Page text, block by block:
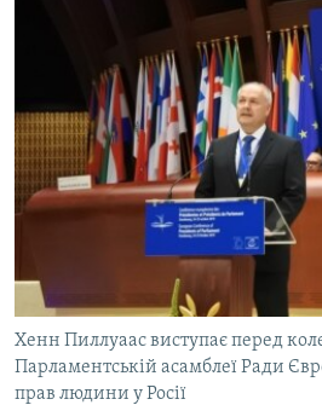
Хенн Пиллуаас виступає перед
Парламентській асамблеї Ради
прав людини у Росії